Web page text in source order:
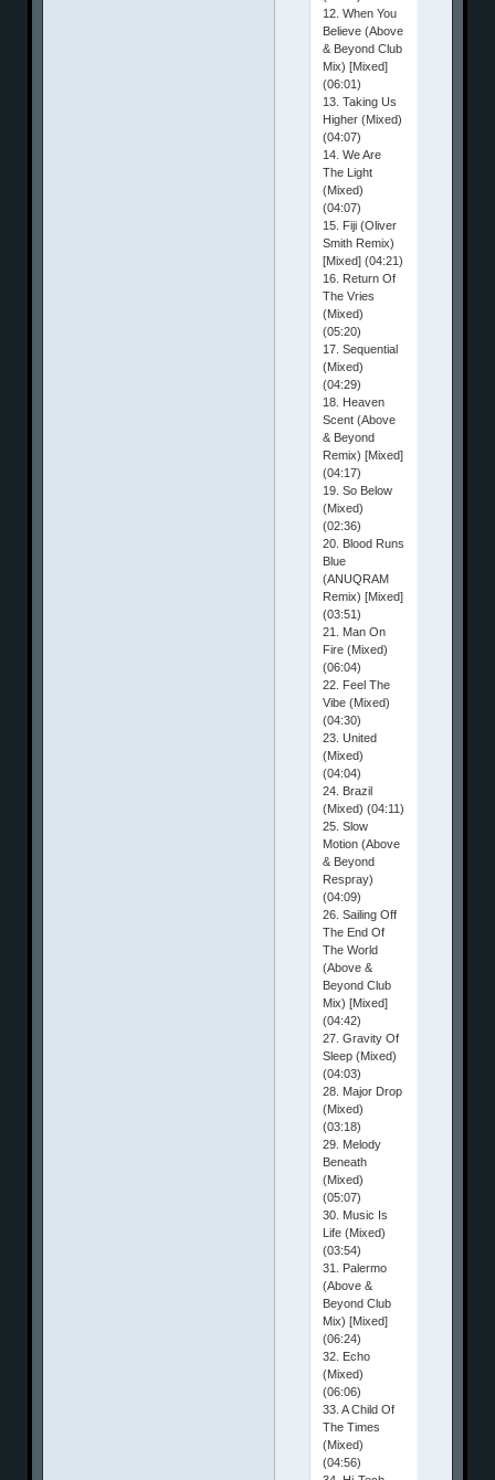
12. When You
Believe (Above
& Beyond Club
Mix) [Mixed]
(06:01)
13. Taking Us
Higher (Mixed)
(04:07)
14. We Are
The Light
(Mixed)
(04:07)
15. Fiji (Oliver
Smith Remix)
[Mixed] (04:21)
16. Return Of
The Vries
(Mixed)
(05:20)
17. Sequential
(Mixed)
(04:29)
18. Heaven
Scent (Above
& Beyond
Remix) [Mixed]
(04:17)
19. So Below
(Mixed)
(02:36)
20. Blood Runs
Blue
(ANUQRAM
Remix) [Mixed]
(03:51)
21. Man On
Fire (Mixed)
(06:04)
22. Feel The
Vibe (Mixed)
(04:30)
23. United
(Mixed)
(04:04)
24. Brazil
(Mixed) (04:11)
25. Slow
Motion (Above
& Beyond
Respray)
(04:09)
26. Sailing Off
The End Of
The World
(Above &
Beyond Club
Mix) [Mixed]
(04:42)
27. Gravity Of
Sleep (Mixed)
(04:03)
28. Major Drop
(Mixed)
(03:18)
29. Melody
Beneath
(Mixed)
(05:07)
30. Music Is
Life (Mixed)
(03:54)
31. Palermo
(Above &
Beyond Club
Mix) [Mixed]
(06:24)
32. Echo
(Mixed)
(06:06)
33. A Child Of
The Times
(Mixed)
(04:56)